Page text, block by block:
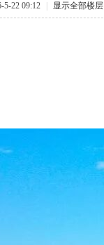
5-22 09:12 显示全部楼层